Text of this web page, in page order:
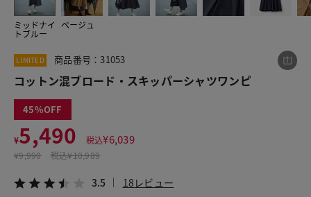
ミッドナイ
トブルー
ベージュ
10
LIMITED 商品番号：31053
コットン混ブロード・スキッパーシャツワンピ
45
¥5,490 税込¥6,039
¥9,990 税込¥10,989
3.5 18レビュー
この商品をシェアする
¥5,490
税込¥6,039